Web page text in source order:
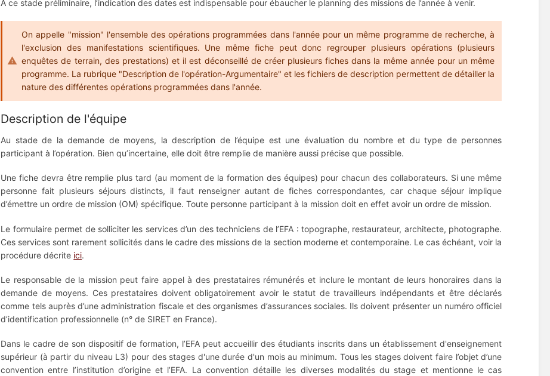
À ce stade préliminaire, l’indication des dates est indispensable pour ébaucher le planning des missions de l’année à venir.
On appelle "mission" l'ensemble des opérations programmées dans l'année pour un même programme de recherche, à
l'exclusion des manifestations scientifiques. Une même fiche peut donc regrouper plusieurs opérations (plusieurs
enquêtes de terrain, des prestations) et il est déconseillé de créer plusieurs fiches dans la même année pour un même
programme. La rubrique "Description de l'opération-Argumentaire" et les fichiers de description permettent de détailler la
nature des différentes opérations programmées dans l'année.
Description de l'équipe
Au stade de la demande de moyens, la description de l’équipe est une évaluation du nombre et du type de personnes
participant à l’opération. Bien qu’incertaine, elle doit être remplie de manière aussi précise que possible.
Une fiche devra être remplie plus tard (au moment de la formation des équipes) pour chacun des collaborateurs. Si une même
personne fait plusieurs séjours distincts, il faut renseigner autant de fiches correspondantes, car chaque séjour implique
d’émettre un ordre de mission (OM) spécifique. Toute personne participant à la mission doit en effet avoir un ordre de mission.
Le formulaire permet de solliciter les services d’un des techniciens de l’EFA : topographe, restaurateur, architecte, photographe.
Ces services sont rarement sollicités dans le cadre des missions de la section moderne et contemporaine. Le cas échéant, voir la
procédure décrite ici.
Le responsable de la mission peut faire appel à des prestataires rémunérés et inclure le montant de leurs honoraires dans la
demande de moyens. Ces prestataires doivent obligatoirement avoir le statut de travailleurs indépendants et être déclarés
comme tels auprès d’une administration fiscale et des organismes d’assurances sociales. Ils doivent présenter un numéro officiel
d’identification professionnelle (n° de SIRET en France).
Dans le cadre de son dispositif de formation, l’EFA peut accueillir des étudiants inscrits dans un établissement d'enseignement
supérieur (à partir du niveau L3) pour des stages d'une durée d'un mois au minimum. Tous les stages doivent faire l’objet d’une
convention entre l’institution d’origine et l’EFA. La convention détaille les diverses modalités du stage et mentionne le cas